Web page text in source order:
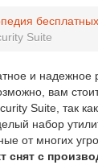
Suite
и
вам
Suite, так
набор
от многих
снят с